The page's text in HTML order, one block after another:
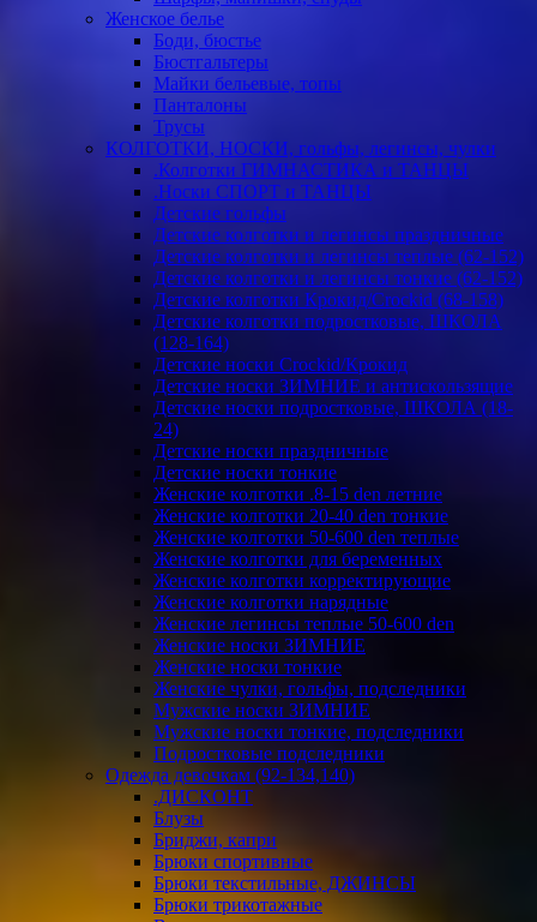
Женское белье
Боди, бюстье
Бюстгальтеры
Майки бельевые, топы
Панталоны
Трусы
КОЛГОТКИ, НОСКИ, гольфы, легинсы, чулки
.Колготки ГИМНАСТИКА и ТАНЦЫ
.Носки СПОРТ и ТАНЦЫ
Детские гольфы
Детские колготки и легинсы праздничные
Детские колготки и легинсы теплые (62-152)
Детские колготки и легинсы тонкие (62-152)
Детские колготки Крокид/Crockid (68-158)
Детские колготки подростковые, ШКОЛА
(128-164)
Детские носки Crockid/Крокид
Детские носки ЗИМНИЕ и антискользящие
Детские носки подростковые, ШКОЛА (18-
24)
Детские носки праздничные
Детские носки тонкие
Женские колготки .8-15 den летние
Женские колготки 20-40 den тонкие
Женские колготки 50-600 den теплые
Женские колготки для беременных
Женские колготки корректирующие
Женские колготки нарядные
Женские легинсы теплые 50-600 den
Женские носки ЗИМНИЕ
Женские носки тонкие
Женские чулки, гольфы, подследники
Мужские носки ЗИМНИЕ
Мужские носки тонкие, подследники
Подростковые подследники
Одежда девочкам (92-134,140)
.ДИСКОНТ
Блузы
Бриджи, капри
Брюки спортивные
Брюки текстильные, ДЖИНСЫ
Брюки трикотажные